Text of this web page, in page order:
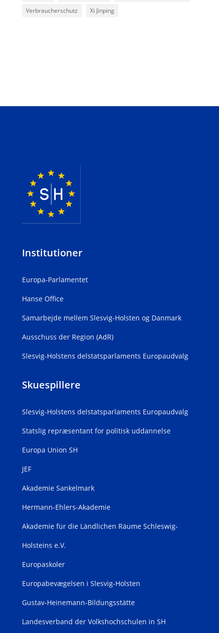
Verbraucherschutz
Xi Jinping
Institutioner
Europa-Parlamentet
Hanse Office
Samarbejde mellem Slesvig-Holsten og Danmark
Ausschuss der Region (AdR)
Slesvig-Holstens delstatsparlaments Europaudvalg
Skuespillere
Slesvig-Holstens delstatsparlaments Europaudvalg
Statslig repræsentant for politisk uddannelse
Europa Union SH
JEF
Akademie Sankelmark
Hermann-Ehlers-Akademie
Akademie für die Ländlichen Räume Schleswig-
Holsteins e.V.
Europaskoler
Europabevægelsen i Slesvig-Holsten
Gustav-Heinemann-Bildungsstätte
Landesverband der Volkshochschulen in SH